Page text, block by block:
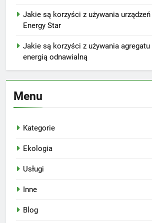
Jakie są korzyści z używania
Energy Star
Jakie są korzyści z używania
energią odnawialną
Menu
Kategorie
Ekologia
Usługi
Inne
Blog